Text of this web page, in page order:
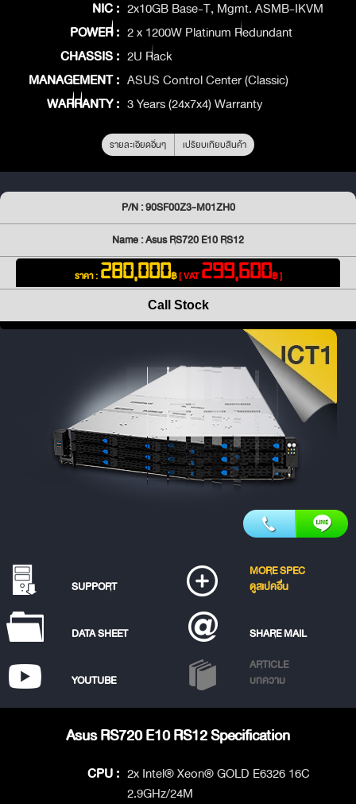
NIC : 2x10GB Base-T, Mgmt. ASMB-IKVM
POWER : 2 x 1200W Platinum Redundant
CHASSIS : 2U Rack
MANAGEMENT : ASUS Control Center (Classic)
WARRANTY : 3 Years (24x7x4) Warranty
รายละเอียดอื่นๆ เปรียบเทียบสินค้า
P/N : 90SF00Z3-M01ZH0
Name : Asus RS720 E10 RS12
ราคา : 280,000฿[ VAT299,600฿ ]
Call Stock
SUPPORT
MORE SPEC
ดูสเปคอื่น
DATA SHEET SHARE MAIL
YOUTUBE
ARTICLE
บทความ
Asus RS720 E10 RS12 Specification
CPU : 2x Intel® Xeon® GOLD E6326 16C
2.9GHz/24M